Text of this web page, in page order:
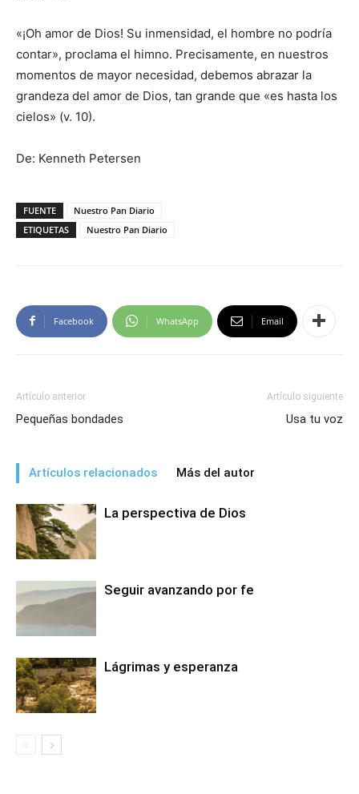
«¡Oh amor de Dios! Su inmensidad, el hombre no podría
contar», proclama el himno. Precisamente, en nuestros
momentos de mayor necesidad, debemos abrazar la
grandeza del amor de Dios, tan grande que «es hasta los
cielos» (v. 10).
De: Kenneth Petersen
FUENTE
Nuestro Pan Diario
ETIQUETAS
Nuestro Pan Diario
Facebook WhatsApp Email
Artículo anterior
Pequeñas bondades
Artículo siguiente
Usa tu voz
Artículos relacionados Más del autor
La perspectiva de Dios
Seguir avanzando por fe
Lágrimas y esperanza